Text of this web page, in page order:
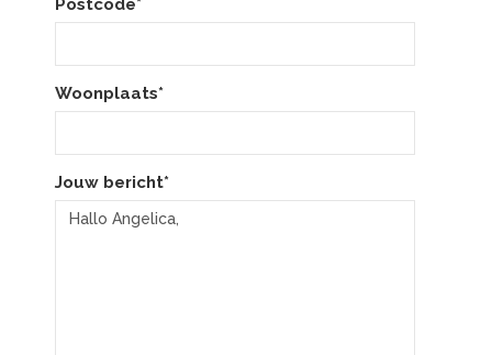
Postcode*
Woonplaats*
Jouw bericht*